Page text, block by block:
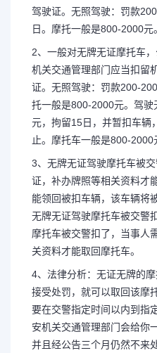
驾驶证。无照驾驶：罚款
日。摩托一般是800-2000元。
2、一般对无牌无证摩托车
机关交通管理部门应当扣留
证。无照驾驶：罚款200-
托一般是800-2000元。驾
元，拘留15日，并暂扣车辆
止。摩托车一般是800-2000
3、无牌无证驾驶摩托车被
证，补办牌照等相关资料才
能领回被扣车辆，该车辆将
无牌无证驾驶摩托车被交警
摩托车被交警扣了，当事人
关资料才能取回摩托车。
4、法律分析：无证无牌的
接受处罚，就可以取回该摩
要在交警指定时间以内到指
安机关交通管理部门会给你
并且经公告三个月仍然不来
长